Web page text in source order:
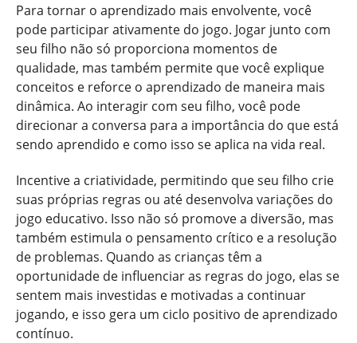
Para tornar o aprendizado mais envolvente, você
pode participar ativamente do jogo. Jogar junto com
seu filho não só proporciona momentos de
qualidade, mas também permite que você explique
conceitos e reforce o aprendizado de maneira mais
dinâmica. Ao interagir com seu filho, você pode
direcionar a conversa para a importância do que está
sendo aprendido e como isso se aplica na vida real.
Incentive a criatividade, permitindo que seu filho crie
suas próprias regras ou até desenvolva variações do
jogo educativo. Isso não só promove a diversão, mas
também estimula o pensamento crítico e a resolução
de problemas. Quando as crianças têm a
oportunidade de influenciar as regras do jogo, elas se
sentem mais investidas e motivadas a continuar
jogando, e isso gera um ciclo positivo de aprendizado
contínuo.